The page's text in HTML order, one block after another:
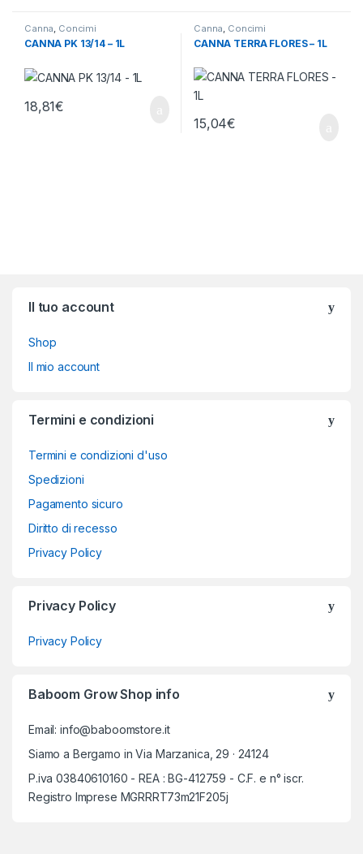
Canna, Concimi
CANNA PK 13/14 – 1L
18,81€
Canna, Concimi
CANNA TERRA FLORES – 1L
15,04€
Il tuo account
Shop
Il mio account
Termini e condizioni
Termini e condizioni d'uso
Spedizioni
Pagamento sicuro
Diritto di recesso
Privacy Policy
Privacy Policy
Privacy Policy
Baboom Grow Shop info
Email: info@baboomstore.it
Siamo a Bergamo in Via Marzanica, 29 · 24124
P.iva 03840610160 - REA : BG-412759 - C.F. e n° iscr.
Registro Imprese MGRRRT73m21F205j